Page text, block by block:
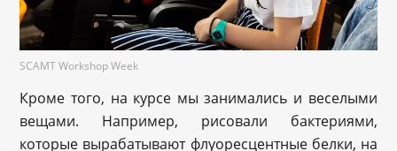
SCAMT Workshop Week
Кроме того, на курсе мы занимались и веселыми
вещами. Например, рисовали бактериями,
которые вырабатывают флуоресцентные белки, на